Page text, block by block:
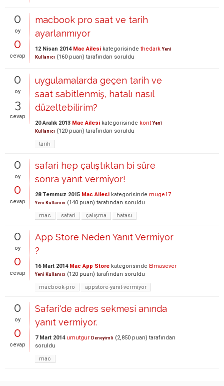
0
oy
0
cevap
macbook pro saat ve tarih
ayarlanmıyor
12 Nisan 2014 Mac Ailesi kategorisinde thedark Yeni
Kullanıcı (160 puan) tarafından soruldu
0
oy
3
cevap
uygulamalarda geçen tarih ve
saat sabitlenmiş, hatalı nasıl
düzeltebilirim?
20 Aralık 2013 Mac Ailesi kategorisinde kont Yeni
Kullanıcı (120 puan) tarafından soruldu
tarih
0
oy
0
cevap
safari hep çalıştıktan bi süre
sonra yanıt vermiyor!
28 Temmuz 2015 Mac Ailesi kategorisinde muge17
Yeni Kullanıcı (140 puan) tarafından soruldu
mac
safari çalışma hatası
0
oy
0
cevap
App Store Neden Yanıt Vermiyor
?
16 Mart 2014 Mac App Store kategorisinde Elmasever
Yeni Kullanıcı (120 puan) tarafından soruldu
macbook-pro
appstore-yanıt-vermiyor
0
oy
0
cevap
Safari'de adres sekmesi anında
yanıt vermiyor.
7 Mart 2014 umutgur Deneyimli (2,850 puan) tarafından
soruldu
mac